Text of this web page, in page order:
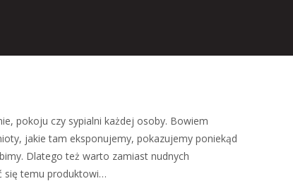
pokoju czy sypialni każdej osoby. Bowiem
jakie tam eksponujemy, pokazujemy poniekąd
Dlatego też warto zamiast nudnych
się temu produktowi…